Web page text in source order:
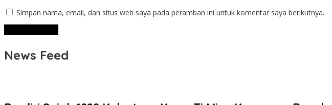
Simpan nama, email, dan situs web saya pada peramban ini untuk komentar saya berikutnya.
News Feed